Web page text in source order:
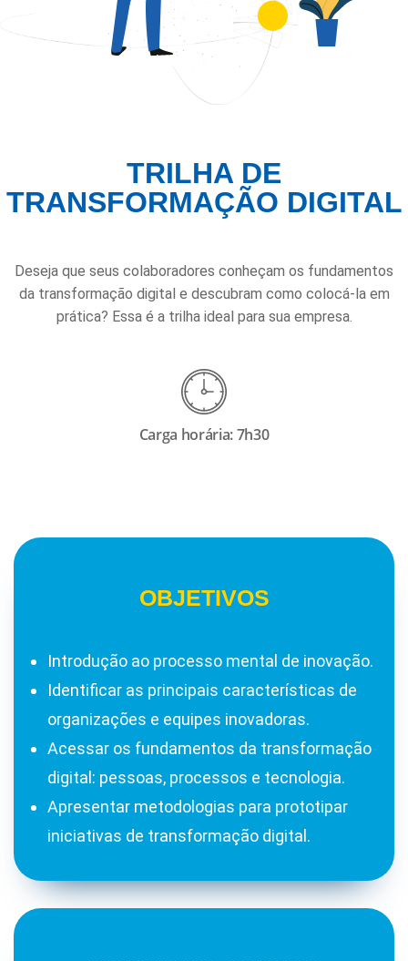
TRILHA DE
TRANSFORMAÇÃO DIGITAL
Deseja que seus colaboradores conheçam os fundamentos
da transformação digital e descubram como colocá-la em
prática? Essa é a trilha ideal para sua empresa.
Carga horária: 7h30
OBJETIVOS
Introdução ao processo mental de inovação.
Identificar as principais características de
organizações e equipes inovadoras.
Acessar os fundamentos da transformação
digital: pessoas, processos e tecnologia.
Apresentar metodologias para prototipar
iniciativas de transformação digital.